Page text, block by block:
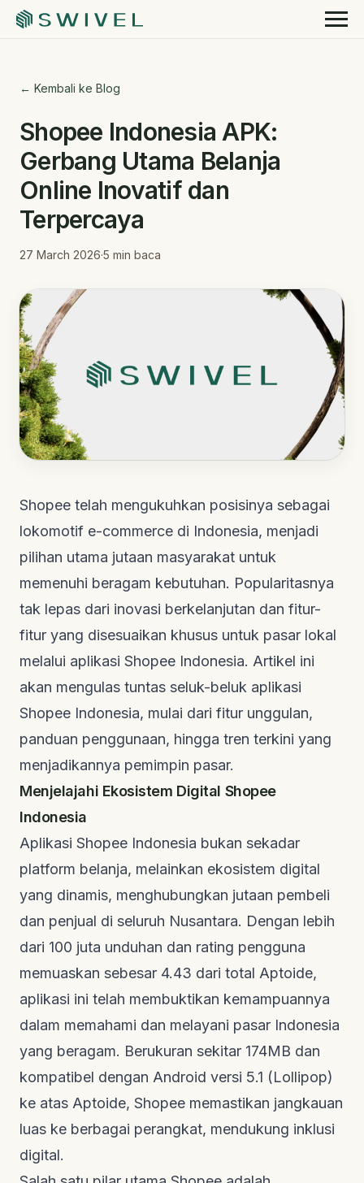
← Kembali ke Blog
Shopee Indonesia APK:
Gerbang Utama Belanja
Online Inovatif dan
Terpercaya
27 March 2026·5 min baca
Shopee telah mengukuhkan posisinya sebagai
lokomotif e-commerce di Indonesia, menjadi
pilihan utama jutaan masyarakat untuk
memenuhi beragam kebutuhan. Popularitasnya
tak lepas dari inovasi berkelanjutan dan fitur-
fitur yang disesuaikan khusus untuk pasar lokal
melalui aplikasi Shopee Indonesia. Artikel ini
akan mengulas tuntas seluk-beluk aplikasi
Shopee Indonesia, mulai dari fitur unggulan,
panduan penggunaan, hingga tren terkini yang
menjadikannya pemimpin pasar.
Menjelajahi Ekosistem Digital Shopee
Indonesia
Aplikasi Shopee Indonesia bukan sekadar
platform belanja, melainkan ekosistem digital
yang dinamis, menghubungkan jutaan pembeli
dan penjual di seluruh Nusantara. Dengan lebih
dari 100 juta unduhan dan rating pengguna
memuaskan sebesar 4.43 dari total Aptoide,
aplikasi ini telah membuktikan kemampuannya
dalam memahami dan melayani pasar Indonesia
yang beragam. Berukuran sekitar 174MB dan
kompatibel dengan Android versi 5.1 (Lollipop)
ke atas Aptoide, Shopee memastikan jangkauan
luas ke berbagai perangkat, mendukung inklusi
digital.